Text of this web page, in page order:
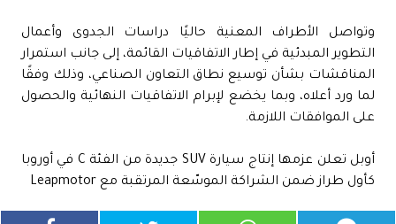
وتواصل الأطراف المعنية حاليًا دراسات الجدوى وأعمال
التطوير المبدئية في إطار الاتفاقيات القائمة، إلى جانب استمرار
المناقشات بشأن توسيع نطاق التعاون الصناعي، وذلك وفقًا
لما ورد أعلاه، وبما يخضع لإبرام الاتفاقيات النهائية والحصول
على الموافقات اللازمة.
أوبل تعلن عزمها إنتاج سيارة SUV جديدة من الفئة C في أوروبا
كأول طراز ضمن الشراكة الموسّعة المرتقبة مع Leapmotor